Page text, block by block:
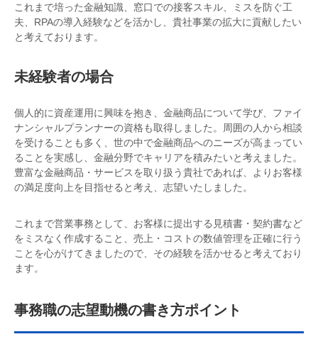
これまで培った金融知識、窓口での接客スキル、ミスを防ぐ工
夫、RPAの導入経験などを活かし、貴社事業の拡大に貢献したい
と考えております。
未経験者の場合
個人的に資産運用に興味を抱き、金融商品について学び、ファイ
ナンシャルプランナーの資格も取得しました。周囲の人から相談
を受けることも多く、世の中で金融商品へのニーズが高まってい
ることを実感し、金融分野でキャリアを積みたいと考えました。
豊富な金融商品・サービスを取り扱う貴社であれば、よりお客様
の満足度向上を目指せると考え、志望いたしました。
これまで営業事務として、お客様に提出する見積書・契約書など
をミスなく作成すること、売上・コストの数値管理を正確に行う
ことを心がけてきましたので、その経験を活かせると考えており
ます。
事務職の志望動機の書き方ポイント